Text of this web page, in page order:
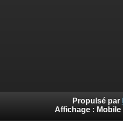
Propulsé par
Affichage : Mobile